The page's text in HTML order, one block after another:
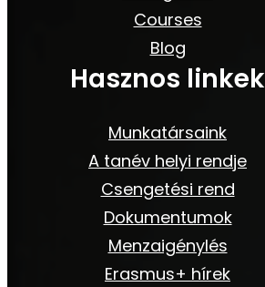
Courses
Blog
Hasznos linkek
Munkatársaink
A tanév helyi rendje
Csengetési rend
Dokumentumok
Menzaigénylés
Erasmus+ hírek